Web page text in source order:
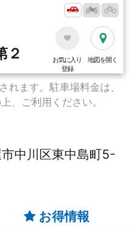
２
お気に入り
登録
地図を開く
れます。駐車場料金は、
、ご利用ください。
中川区東中島町5-
お得情報